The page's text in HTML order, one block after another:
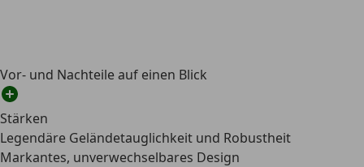
Vor- und Nachteile auf einen Blick
Stärken
Legendäre Geländetauglichkeit und Robustheit
Markantes, unverwechselbares Design